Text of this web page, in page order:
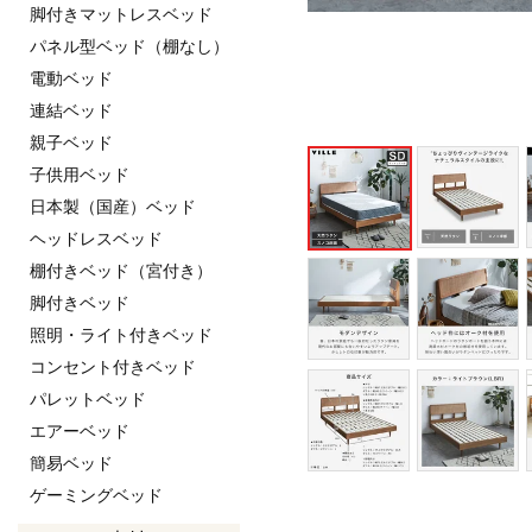
脚付きマットレスベッド
パネル型ベッド（棚なし）
電動ベッド
連結ベッド
親子ベッド
子供用ベッド
日本製（国産）ベッド
ヘッドレスベッド
棚付きベッド（宮付き）
脚付きベッド
照明・ライト付きベッド
コンセント付きベッド
パレットベッド
エアーベッド
簡易ベッド
ゲーミングベッド